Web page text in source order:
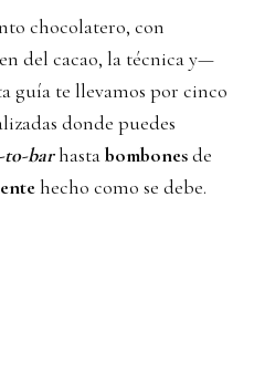
chocolatero, con
del cacao, la técnica y—
guía te llevamos por cinco
donde puedes
to-barhastabombonesde
hecho como se debe.